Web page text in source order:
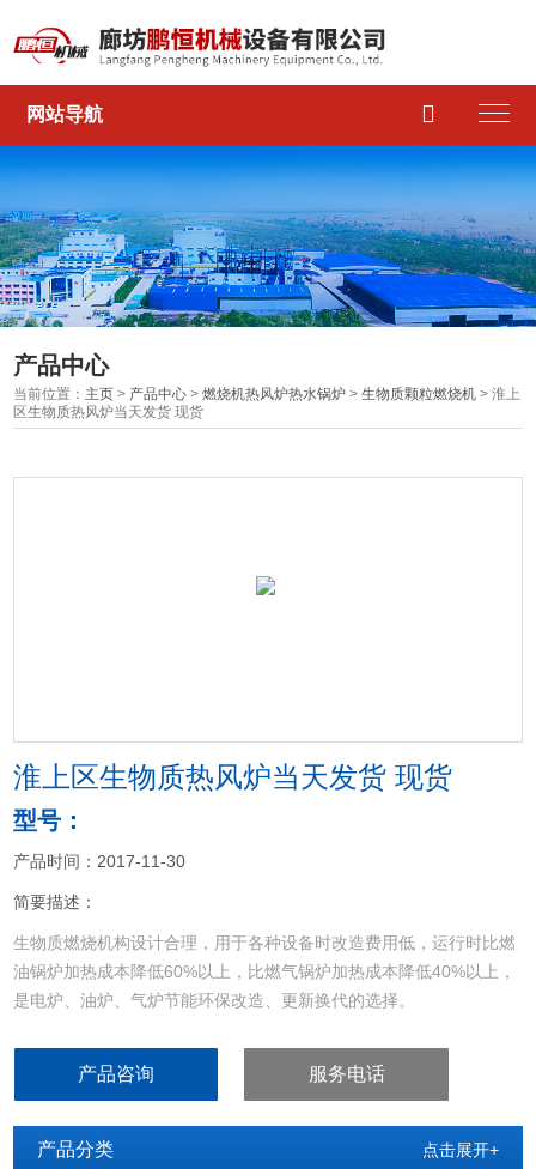
网站导航 
产品中心
当前位置： 主页 > 产品中心 >燃烧机热风炉热水锅炉 >生物质颗粒燃烧机 > 淮上
区生物质热风炉当天发货 现货
淮上区生物质热风炉当天发货 现货
型号：
产品时间：2017-11-30
简要描述：
生物质燃烧机构设计合理，用于各种设备时改造费用低，运行时比燃
油锅炉加热成本降低60%以上，比燃气锅炉加热成本降低40%以上，
是电炉、油炉、气炉节能环保改造、更新换代的选择。
产品咨询 服务电话
产品分类 点击展开+